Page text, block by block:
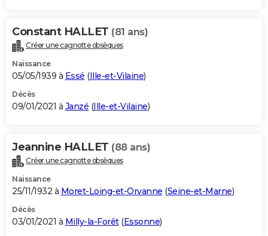
Constant HALLET (81 ans)
Créer une cagnotte obsèques
Naissance
05/05/1939 à Essé (Ille-et-Vilaine)
Décès
09/01/2021 à Janzé (Ille-et-Vilaine)
Jeannine HALLET (88 ans)
Créer une cagnotte obsèques
Naissance
25/11/1932 à Moret-Loing-et-Orvanne (Seine-et-Marne)
Décès
03/01/2021 à Milly-la-Forêt(Essonne)